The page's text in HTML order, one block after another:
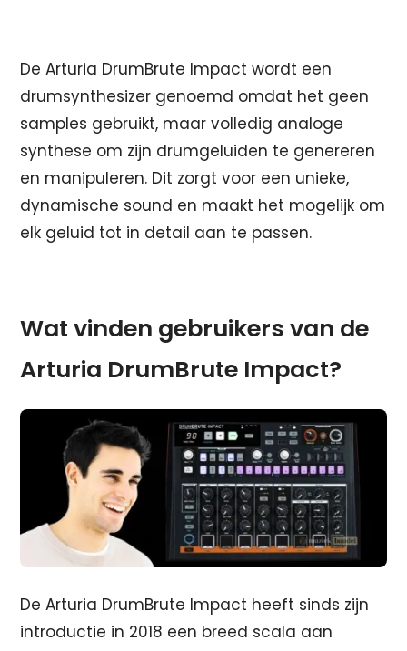
De Arturia DrumBrute Impact wordt een
drumsynthesizer genoemd omdat het geen
samples gebruikt, maar volledig analoge
synthese om zijn drumgeluiden te genereren
en manipuleren. Dit zorgt voor een unieke,
dynamische sound en maakt het mogelijk om
elk geluid tot in detail aan te passen.
Wat vinden gebruikers van de
Arturia DrumBrute Impact?
De Arturia DrumBrute Impact heeft sinds zijn
introductie in 2018 een breed scala aan